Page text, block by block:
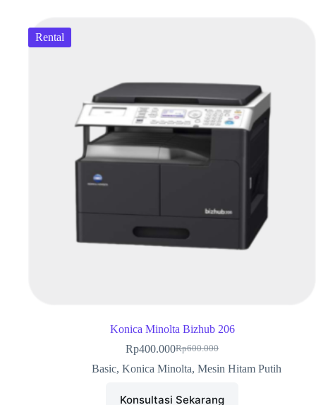
Rental
Konica Minolta Bizhub 206
Rp600.000
Rp400.000
Basic, Konica Minolta, Mesin Hitam Putih
Konsultasi Sekarang